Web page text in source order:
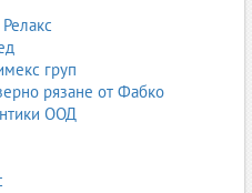
груп
рязане от Фабко
ООД